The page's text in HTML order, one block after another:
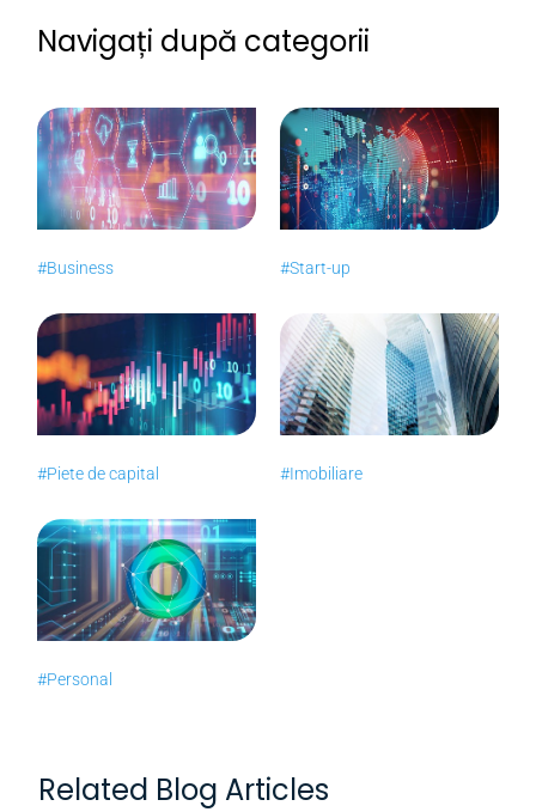
Navigați după categorii
#Business #Start-up
#Piete de capital #Imobiliare
#Personal
Related Blog Articles